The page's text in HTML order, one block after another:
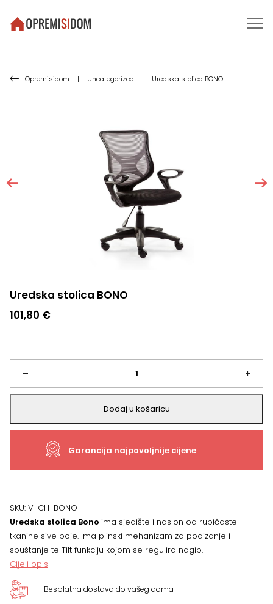
Opremisidom | Uncategorized | Uredska stolica BONO
Uredska stolica BONO
101,80 €
–
Uredska
stolica
BONO
+
Dodaj u košaricu
Garancija najpovoljnije cijene
SKU: V-CH-BONO
Uredska stolica Bono ima sjedište i naslon od rupičaste
tkanine sive boje. Ima plinski mehanizam za podizanje i
spuštanje te Tilt funkciju kojom se regulira nagib.
Cijeli opis
Besplatna dostava do vašeg doma